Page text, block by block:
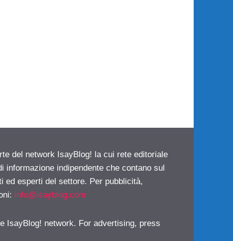
del network IsayBlog! la cui rete editoriale
informazione indipendente che contano sul
ed esperti del settore. Per pubblicità,
info@isayblog.com
IsayBlog! network. For advertising, press